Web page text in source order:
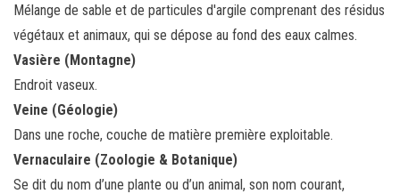
Mélange de sable et de particules d'argile comprenant des résidus
végétaux et animaux, qui se dépose au fond des eaux calmes.
Vasière (Montagne)
Endroit vaseux.
Veine (Géologie)
Dans une roche, couche de matière première exploitable.
Vernaculaire (Zoologie & Botanique)
Se dit du nom d’une plante ou d’un animal, son nom courant,